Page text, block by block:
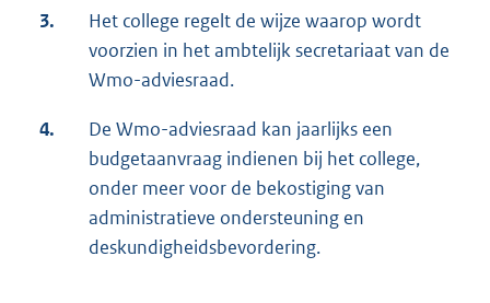
3.
Het college regelt de wijze waarop wordt
voorzien in het ambtelijk secretariaat van de
Wmo-adviesraad.
4.
De Wmo-adviesraad kan jaarlijks een
budgetaanvraag indienen bij het college,
onder meer voor de bekostiging van
administratieve ondersteuning en
deskundigheidsbevordering.